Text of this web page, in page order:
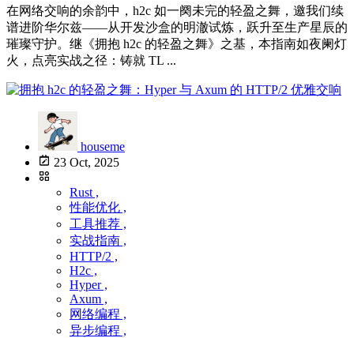
在网络交响的余韵中，h2c 如一阕未完的轻盈之舞，邀我们续
谱进阶华尔兹——从开发沙盒的明澈试炼，跃升至生产星辰的
璀璨守护。继《拥抱 h2c 的轻盈之舞》之基，本指南如夜阑灯
火，点亮实战之径：铸就 TL ...
houseme
23 Oct, 2025
Rust ,
性能优化 ,
工具推荐 ,
实战指南 ,
HTTP/2 ,
H2c ,
Hyper ,
Axum ,
网络编程 ,
异步编程 ,